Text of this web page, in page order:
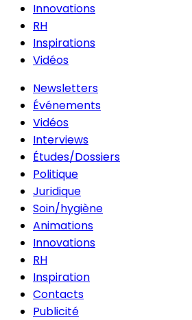
Innovations
RH
Inspirations
Vidéos
Newsletters
Événements
Vidéos
Interviews
Études/Dossiers
Politique
Juridique
Soin/hygiène
Animations
Innovations
RH
Inspiration
Contacts
Publicité